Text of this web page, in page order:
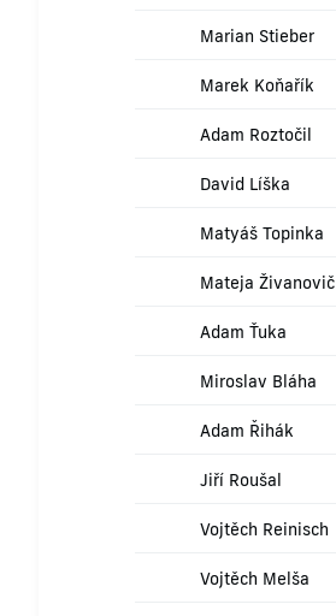
Marian Stieber
Marek Koňařík
Adam Roztočil
David Líška
Matyáš Topinka
Mateja Živanovič
Adam Ťuka
Miroslav Bláha
Adam Řihák
Jiří Roušal
Vojtěch Reinisch
Vojtěch Melša